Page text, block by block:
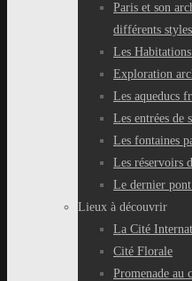
Paris et son
différents
Les
Exploration
Les aqueducs
Les entrées de
Les fontaines
Les réservoirs
Le dernier
Lieux à découvrir
La Cité
Cité Florale
Promenade au